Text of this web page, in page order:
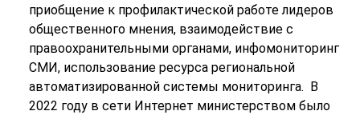
приобщение к профилактической работе лидеров
общественного мнения, взаимодействие с
правоохранительными органами, инфомониторинг
СМИ, использование ресурса региональной
автоматизированной системы мониторинга. В
2022 году в сети Интернет министерством было